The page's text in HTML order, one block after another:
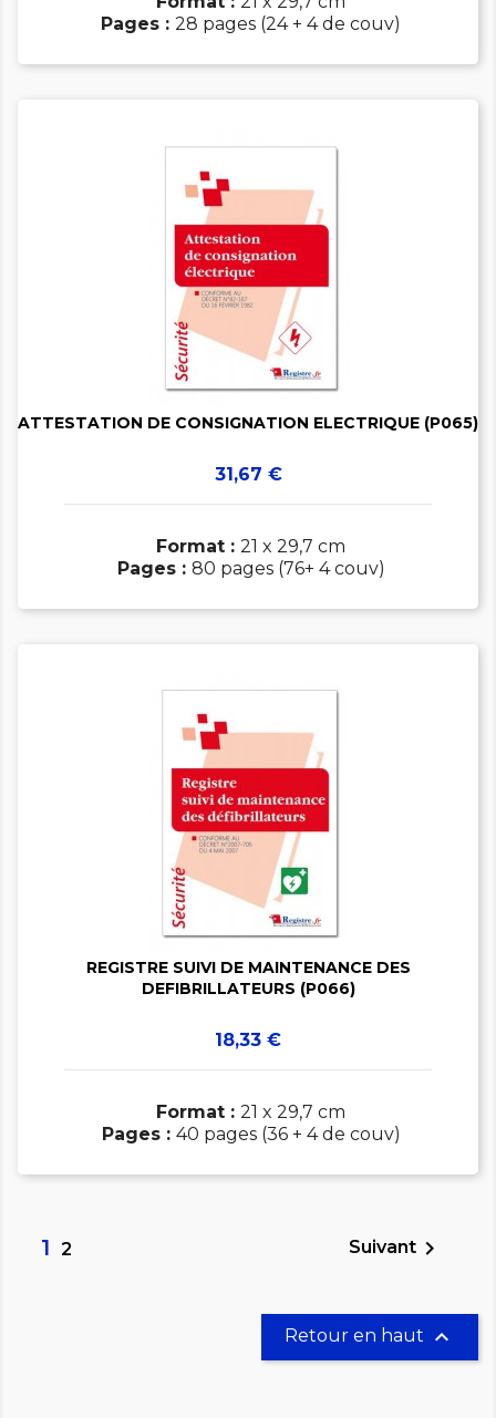
Pages : 28 pages (24 + 4 de couv)


ATTESTATION DE CONSIGNATION ELECTRIQUE (P065)
Prix
31,67 €
Format : 21 x 29,7 cm
Pages : 80 pages (76+ 4 couv)


REGISTRE SUIVI DE MAINTENANCE DES
DEFIBRILLATEURS (P066)
Prix
18,33 €
Format : 21 x 29,7 cm
Pages : 40 pages (36 + 4 de couv)
1 2 Suivant 
Retour en haut 